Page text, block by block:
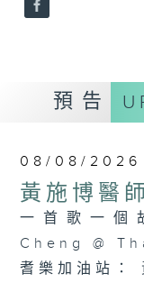
預告
08/08/2026
黃施博醫
一首歌一
Cheng @
耆樂加油站：